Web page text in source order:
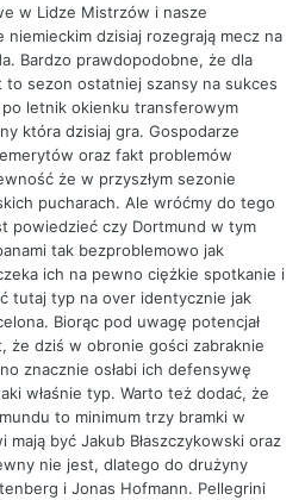
w Lidze Mistrzów i nasze
dzisiaj rozegrają mecz na
Bardzo prawdopodobne, że dla
sezon ostatniej szansy na sukces
letnik okienku transferowym
która dzisiaj gra. Gospodarze
oraz fakt problemów
że w przyszłym sezonie
pucharach. Ale wróćmy do tego
powiedzieć czy Dortmund w tym
tak bezproblemowo jak
ich na pewno ciężkie spotkanie i
tutaj typ na over identycznie jak
Biorąc pod uwagę potencjał
że dziś w obronie gości zabraknie
znacznie osłabi ich defensywę
właśnie typ. Warto też dodać, że
to minimum trzy bramki w
mają być Jakub Błaszczykowski oraz
nie jest, dlatego do drużyny
i Jonas Hofmann. Pellegrini